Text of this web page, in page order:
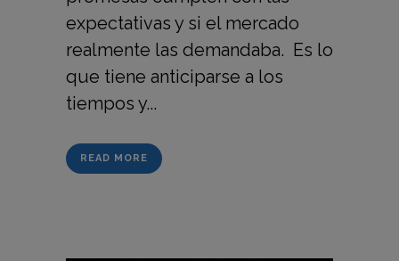
expectativas y si el mercado
realmente las demandaba. Es lo
que tiene anticiparse a los
tiempos y...
READ MORE